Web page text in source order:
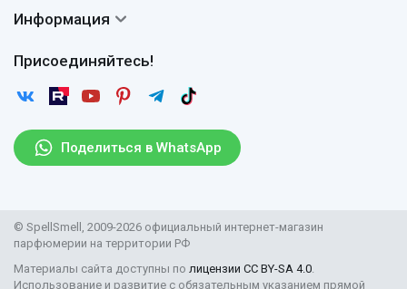
Поделиться в WhatsApp
Присоединяйтесь!
Сертификаты
Вопросы и ответы
Отзывы
Статьи
Рассылка
Доставка
Возврат
Информация
Пользовательское соглашение
Защита персональных данных
Правила продажи товаров (Постановление Правительства
Поставщикам
© SpellSmell, 2009-2026 официальный интернет-магазин
парфюмерии на территории РФ
Материалы сайта доступны по лицензии CC BY-SA 4.0.
Использование и развитие с обязательным указанием прямой